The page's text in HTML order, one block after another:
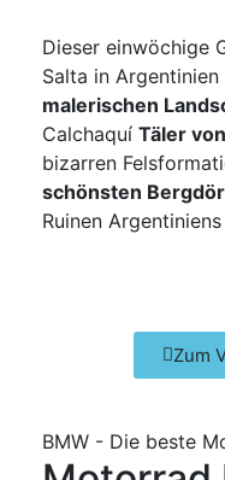
Dieser einwöchige
Salta in
malerischen
Calchaquí Täler
bizarren
schönsten
Ruinen
Zum
BMW - Die beste